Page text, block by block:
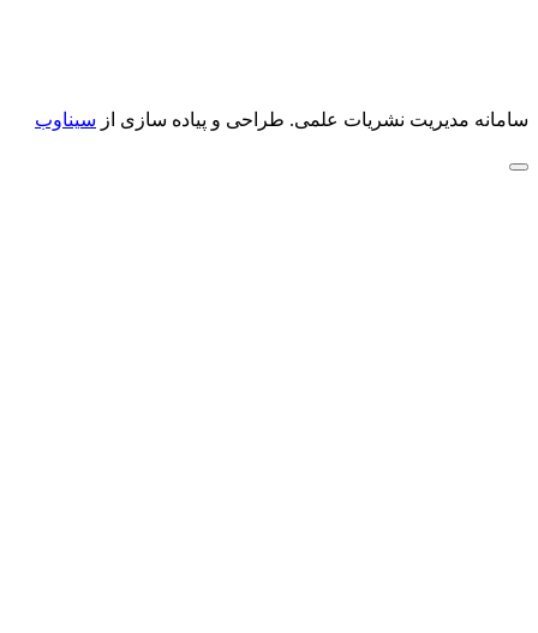
سامانه مدیریت نشریات علمی. طراحی و پیاده سازی از سیناوب